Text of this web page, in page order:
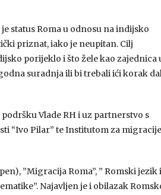
status Roma u odnosu na indijsko
priznat, iako je neupitan. Cilj
porijeklo i što žele kao zajednica
suradnja ili bi trebali ići korak
Vlade RH i uz partnerstvo s
“Ivo Pilar” te Institutom za
”Migracija Roma”, ” Romski jezik i
Najavljen je i obilazak